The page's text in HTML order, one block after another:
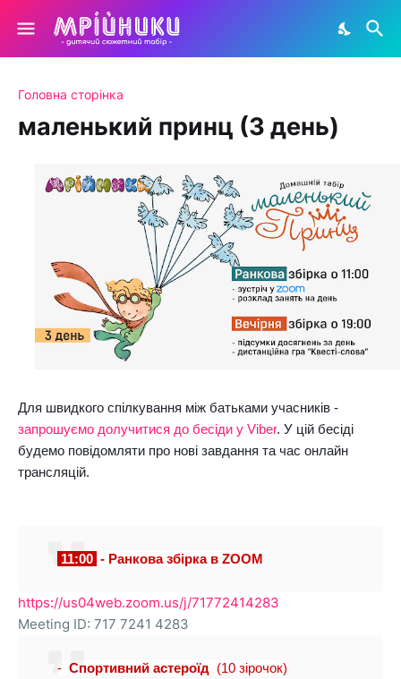
Головна сторінка
маленький принц (3 день)
запрошуємо долучитися до бесіди у Viber. У цій бесіді
будемо повідомляти про нові завдання та час онлайн
трансляцій.
11:00 - Ранкова збірка в ZOOM
https://us04web.zoom.us/j/71772414283
Meeting ID: 717 7241 4283
- Спортивний астероїд (10 зірочок)